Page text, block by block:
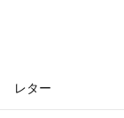
レター